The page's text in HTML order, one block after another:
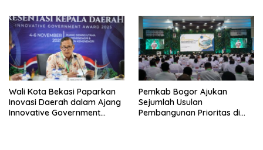
Wali Kota Bekasi Paparkan
Inovasi Daerah dalam Ajang
Innovative Government
Pemkab Bogor Ajukan
Sejumlah Usulan
Pembangunan Prioritas di